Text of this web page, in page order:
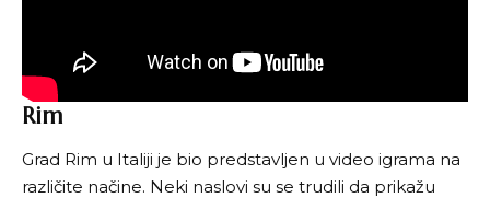
Rim
Grad Rim u Italiji je bio predstavljen u video igrama na
različite načine. Neki naslovi su se trudili da prikažu